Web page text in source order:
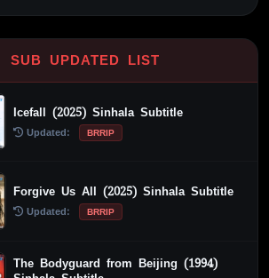
SUB UPDATED LIST
Icefall (2025) Sinhala Subtitle
Updated: BRRIP
Forgive Us All (2025) Sinhala Subtitle
Updated: BRRIP
The Bodyguard from Beijing (1994)